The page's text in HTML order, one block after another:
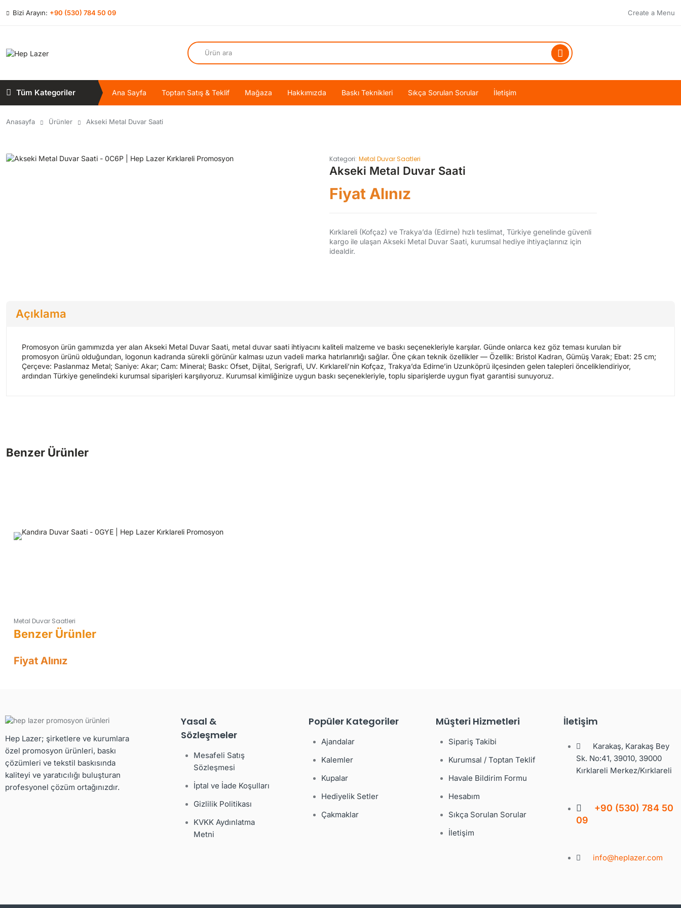
Bizi Arayın: +90 (530) 784 50 09 Create a Menu
Tüm Kategoriler Ana Sayfa Toptan Satış & Teklif Mağaza Hakkımızda Baskı Teknikleri Sıkça Sorulan Sorular İletişim
Anasayfa Ürünler Akseki Metal Duvar Saati
Kategori: Metal Duvar Saatleri
Akseki Metal Duvar Saati
Fiyat Alınız
Kırklareli (Kofçaz) ve Trakya’da (Edirne) hızlı teslimat, Türkiye genelinde güvenli
kargo ile ulaşan Akseki Metal Duvar Saati, kurumsal hediye ihtiyaçlarınız için
idealdir.
Açıklama
Promosyon ürün gamımızda yer alan Akseki Metal Duvar Saati, metal duvar saati ihtiyacını kaliteli malzeme ve baskı seçenekleriyle karşılar. Günde onlarca kez göz teması kurulan bir
promosyon ürünü olduğundan, logonun kadranda sürekli görünür kalması uzun vadeli marka hatırlanırlığı sağlar. Öne çıkan teknik özellikler — Özellik: Bristol Kadran, Gümüş Varak; Ebat: 25 cm;
Çerçeve: Paslanmaz Metal; Saniye: Akar; Cam: Mineral; Baskı: Ofset, Dijital, Serigrafi, UV. Kırklareli’nin Kofçaz, Trakya’da Edirne’in Uzunköprü ilçesinden gelen talepleri önceliklendiriyor,
ardından Türkiye genelindeki kurumsal siparişleri karşılıyoruz. Kurumsal kimliğinize uygun baskı seçenekleriyle, toplu siparişlerde uygun fiyat garantisi sunuyoruz.
Metal Duvar Saatleri
Fiyat Alınız
Hep Lazer; şirketlere ve kurumlara
özel promosyon ürünleri, baskı
çözümleri ve tekstil baskısında
kaliteyi ve yaratıcılığı buluşturan
profesyonel çözüm ortağınızdır.
Yasal &
Sözleşmeler
Mesafeli Satış
Sözleşmesi
İptal ve İade Koşulları
Gizlilik Politikası
KVKK Aydınlatma
Metni
Popüler Kategoriler
Ajandalar
Kalemler
Kupalar
Hediyelik Setler
Çakmaklar
Müşteri Hizmetleri
Sipariş Takibi
Kurumsal / Toptan Teklif
Havale Bildirim Formu
Hesabım
Sıkça Sorulan Sorular
İletişim
İletişim
Karakaş, Karakaş Bey
Sk. No:41, 39010, 39000
Kırklareli Merkez/Kırklareli
+90 (530) 784 50
09
info@heplazer.com